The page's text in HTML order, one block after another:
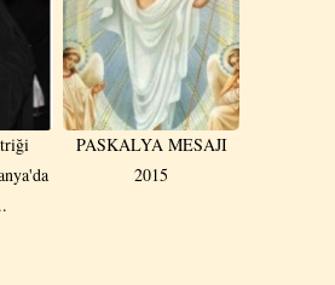
PASKALYA MESAJI
2015